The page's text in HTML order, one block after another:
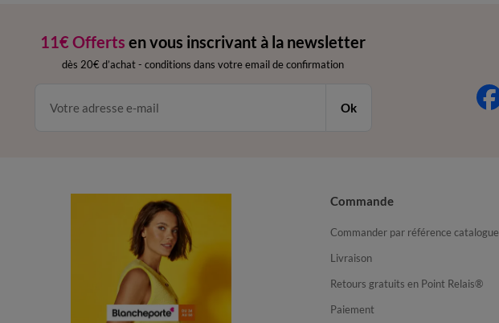
11€ Offerts en vous inscrivant à la newsletter
dès 20€ d’achat - conditions dans votre email de confirmation
Ok
Commande
Commander par référence catalogue
Livraison
Retours gratuits en Point Relais®
Paiement